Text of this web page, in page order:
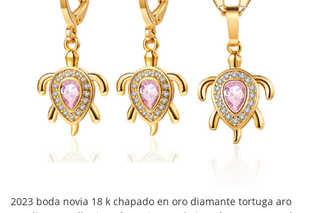
2023 boda novia 18 k chapado en oro diamante tortuga aro